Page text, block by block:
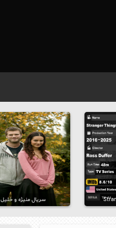
سریال منیژه و خلیل